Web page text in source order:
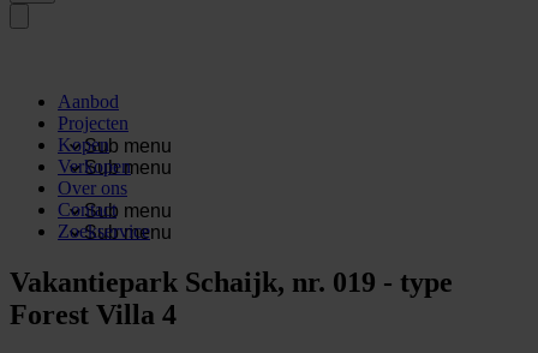
Aanbod
Projecten
Sub menu
Kopen
Sub menu
Verkopen
Over ons
Sub menu
Contact
Sub menu
Zoekservice
Vakantiepark Schaijk, nr. 019 - type
Forest Villa 4